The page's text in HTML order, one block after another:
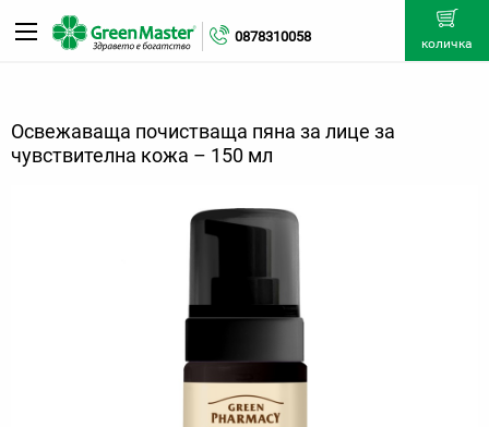
0878310058 количка
Освежаваща почистваща пяна за лице за
чувствителна кожа – 150 мл